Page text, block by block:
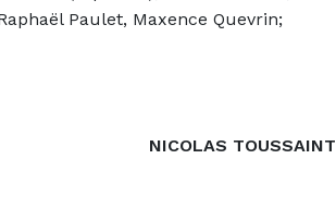
Paulet, Maxence Quevrin;
NICOLAS TOUSSAINT